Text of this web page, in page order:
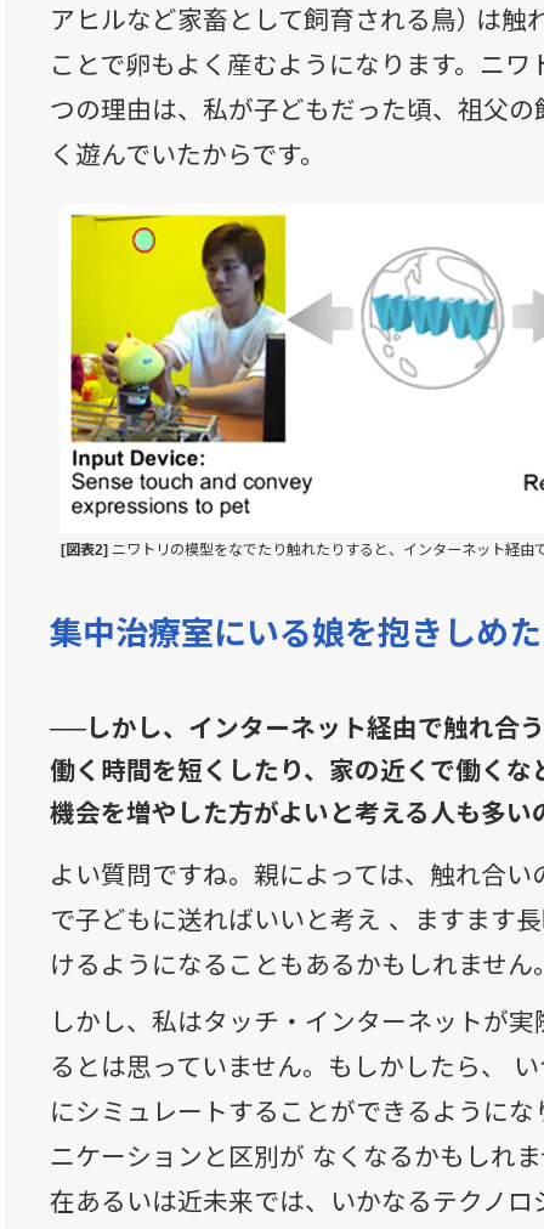
アヒルなど家畜として飼育される鳥） は
ことで卵もよく産むようになります。ニワ
つの理由は、私が子どもだった頃、祖父
く遊んでいたからです。
[図表2] ニワトリの模型をなでたり触れたりすると、インターネット経由
集中治療室にいる娘を抱きしめ
──しかし、インターネット経由で触れ合
働く時間を短くしたり、家の近くで働くな
機会を増やした方がよいと考える人も多い
よい質問ですね。親によっては、触れ合
で子どもに送ればいいと考え 、ますます
けるようになることもあるかもしれません
しかし、私はタッチ・インターネットが
るとは思っていません。もしかしたら、
にシミュレートすることができるように
ニケーションと区別が なくなるかもしれ
在あるいは近未来では、いかなるテクノ